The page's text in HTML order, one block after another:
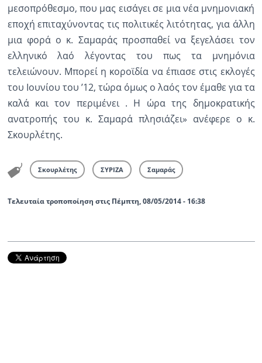
μεσοπρόθεσμο, που μας εισάγει σε μια νέα μνημονιακή
εποχή επιταχύνοντας τις πολιτικές λιτότητας, για άλλη
μια φορά ο κ. Σαμαράς προσπαθεί να ξεγελάσει τον
ελληνικό λαό λέγοντας του πως τα μνημόνια
τελειώνουν. Μπορεί η κοροϊδία να έπιασε στις εκλογές
του Ιουνίου του ’12, τώρα όμως ο λαός τον έμαθε για τα
καλά και τον περιμένει . Η ώρα της δημοκρατικής
ανατροπής του κ. Σαμαρά πλησιάζει» ανέφερε ο κ.
Σκουρλέτης.
Σκουρλέτης ΣΥΡΙΖΑ Σαμαράς
Τελευταία τροποποίηση στις Πέμπτη, 08/05/2014 - 16:38